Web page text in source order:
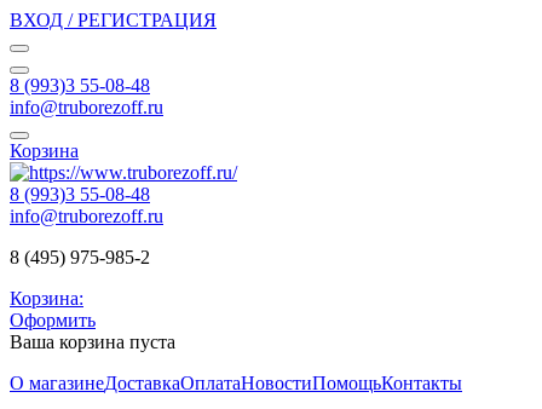
ВХОД / РЕГИСТРАЦИЯ
8 (993)3 55-08-48
info@truborezoff.ru
Корзина
8 (993)3 55-08-48
info@truborezoff.ru
8 (495) 975-985-2
Корзина:
Оформить
Ваша корзина пуста
О магазинеДоставкаОплатаНовостиПомощьКонтакты